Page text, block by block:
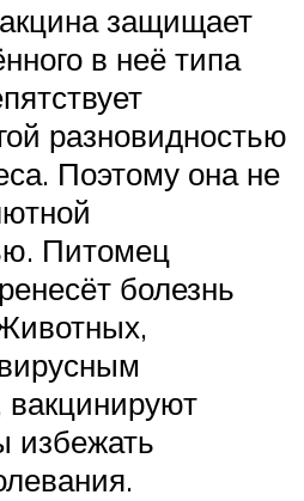
защищает
в неё типа
разновидностью
Поэтому она не
Питомец
болезнь
вакцинируют
избежать